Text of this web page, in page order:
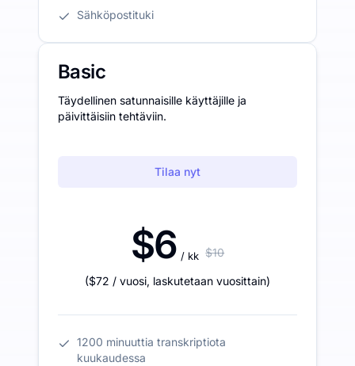
Sähköpostituki
Basic
Täydellinen satunnaisille käyttäjille ja
päivittäisiin tehtäviin.
Tilaa nyt
$6 / kk $10
($72 / vuosi, laskutetaan vuosittain)
1200 minuuttia transkriptiota
kuukaudessa